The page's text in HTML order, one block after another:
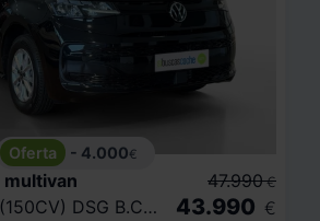
- 4.000€
multivan
2.0 TDI 110KW (150CV) DSG B.CORTA
47.990 €
43.990 €